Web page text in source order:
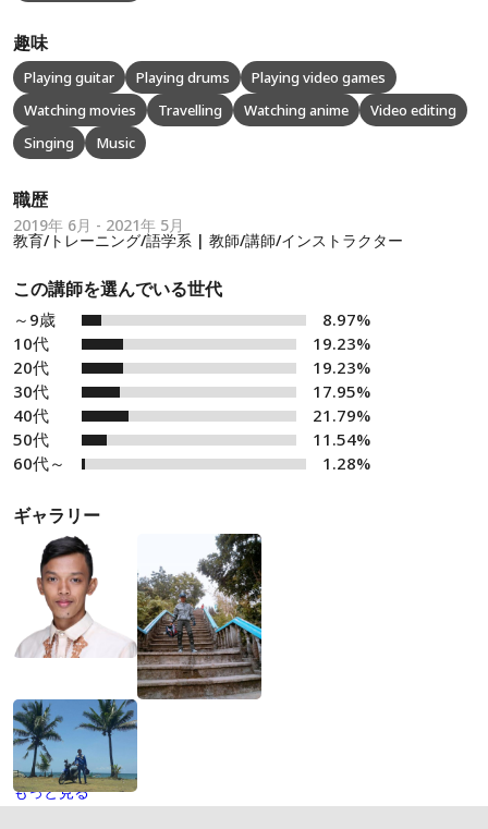
趣味
Playing guitar Playing drums
Playing video games
Watching movies
Travelling Watching anime
Video editing
Singing
Music
職歴
2019年 6月 - 2021年 5月
教育/トレーニング/語学系 | 教師/講師/インストラクター
この講師を選んでいる世代
～9歳
8.97%
10代
19.23%
20代
19.23%
30代
17.95%
40代
21.79%
50代
11.54%
60代～
1.28%
ギャラリー
もっと見る